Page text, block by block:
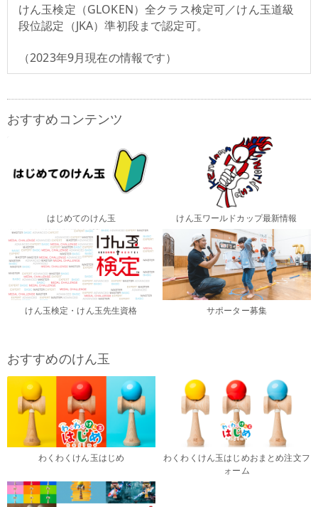
けん玉検定（GLOKEN）全クラス検定可／けん玉道級
段位認定（JKA）準初段まで認定可。
（2023年9月現在の情報です）
おすすめコンテンツ
はじめてのけん玉 けん玉ワールドカップ最新情報
けん玉検定・けん玉先生資格 サポーター募集
おすすめのけん玉
わくわくけん玉はじめ
わくわくけん玉はじめおまとめ注文フ
ォーム